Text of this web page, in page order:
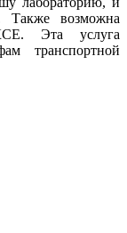
Также возможна
Эта услуга
транспортной